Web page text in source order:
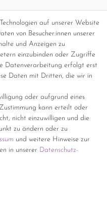
auf unserer Website
von Besucher:innen unserer
und Anzeigen zu
einzubinden oder Zugriffe
Datenverarbeitung erfolgt erst
Daten mit Dritten, die wir in
oder aufgrund eines
kann erteilt oder
nicht einzuwilligen und die
zu ändern oder zu
und weitere Hinweise zur
in unserer Daten­schutz­
(8,49 Euro ) inkl. MwSt.
(innerhalb
Gerne kaufen wir dieses an.
unterliegt gem. § 25a
ein Ausweis der
erfolgt nicht.)